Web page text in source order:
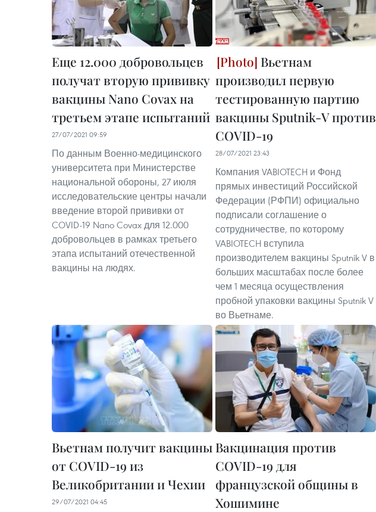
Еще 12.000 добровольцев
получат вторую прививку
вакцины Nano Covax на
третьем этапе испытаний
27/07/2021 09:59
По данным Военно-медицинского
университета при Министерстве
национальной обороны, 27 июля
исследовательские центры начали
введение второй прививки от
COVID-19 Nano Covax для 12.000
добровольцев в рамках третьего
этапа испытаний отечественной
вакцины на людях.
Вьетнам
производил первую
тестированную партию
вакцины Sputnik-V против
COVID-19
28/07/2021 23:43
Компания VABIOTECH и Фонд
прямых инвестиций Российской
Федерации (РФПИ) официально
подписали соглашение о
сотрудничестве, по которому
VABIOTECH вступила
производителем вакцины Sputnik V в
больших масштабах после более
чем 1 месяца осуществления
пробной упаковки вакцины Sputnik V
во Вьетнаме.
Вьетнам получит вакцины
от COVID-19 из
Великобритании и Чехии
29/07/2021 04:45
Вакцинация против
COVID-19 для
французской общины в
Хошимине